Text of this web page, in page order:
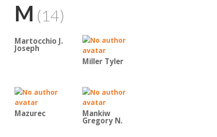
M (14)
Martocchio J.
Joseph
Miller Tyler
Mazurec Mankiw
Gregory N.